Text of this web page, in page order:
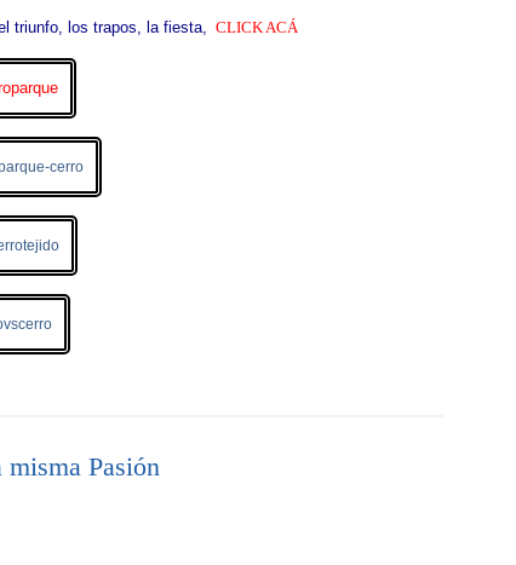
triunfo, los trapos, la fiesta, CLICK ACÁ
Pasión